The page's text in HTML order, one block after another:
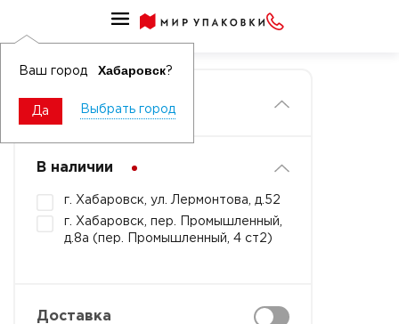
Ваш город Хабаровск?
Да Выбрать город
Главная
Фильтры
В наличии
г. Хабаровск, ул. Лермонтова, д.52
г. Хабаровск, пер. Промышленный,
д.8а (пер. Промышленный, 4 ст2)
Доставка